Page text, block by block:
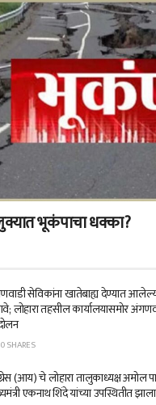
भूकंपाचा धक्का?
सेविकांना खातेबाह्य देण्यात
लोहारा तहसील कार्यालयासमोर
0 SHARES
(आय) चे लोहारा तालुकाध्यक्ष अमोल
एकनाथ शिंदे यांच्या उपस्थितीत